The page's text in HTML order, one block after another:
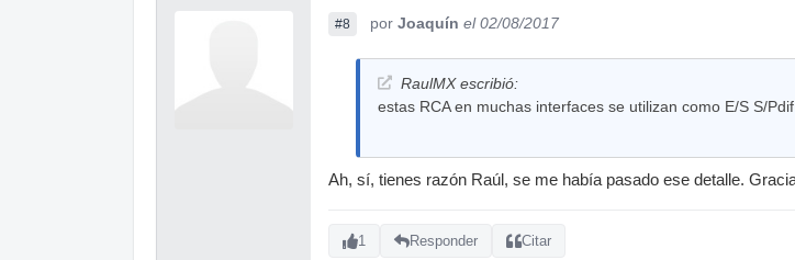
#8 por Joaquín el 02/08/2017
RaulMX escribió:
estas RCA en muchas interfaces se utilizan como E/S S/
Ah, sí, tienes razón Raúl, se me había pasado ese detalle.
1 Responder Citar